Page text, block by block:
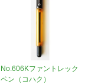
No.606Kファントレック
ペン（コハク）